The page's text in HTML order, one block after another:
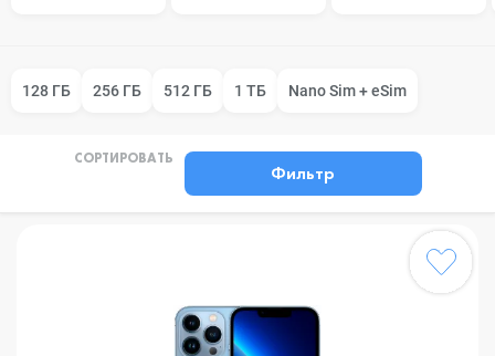
128 ГБ 256 ГБ 512 ГБ 1 ТБ Nano Sim + eSim
СОРТИРОВАТЬ
Фильтр